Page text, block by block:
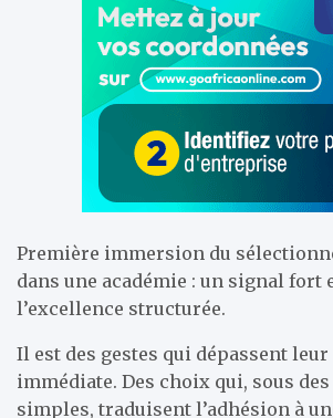
Première immersion du
dans une académie : un signal fort
l’excellence structurée.
Il est des gestes qui dépassent
immédiate. Des choix qui, sous
simples, traduisent l’adhésion à